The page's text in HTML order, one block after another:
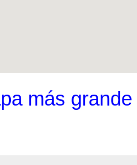
más grande